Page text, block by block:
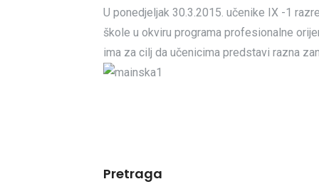
U ponedjeljak 30.3.2015. učenike IX -1
škole u okviru programa profesionalne
ima za cilj da učenicima predstavi razna
Pretraga